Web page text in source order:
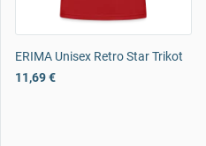
ERIMA Unisex Retro Star Trikot
11,69 €